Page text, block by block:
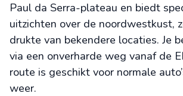
Paul da Serra-plateau en biedt
uitzichten over de noordwestkust,
drukte van bekendere locaties. Je
via een onverharde weg vanaf de
route is geschikt voor normale
weer.